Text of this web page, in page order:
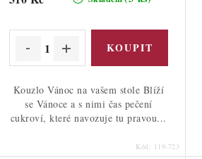
Kouzlo Vánoc na vašem stole Blíží
se Vánoce a s nimi čas pečení
cukroví, které navozuje tu pravou...
Kód: 119-723